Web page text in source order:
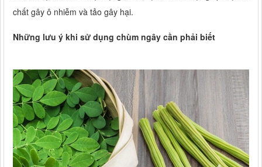
chất gây ô nhiễm và tảo gây hại.
Những lưu ý khi sử dụng chùm ngây cần phải biết